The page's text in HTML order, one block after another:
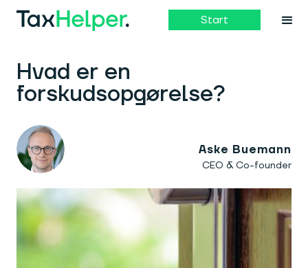
Start
Hvad er en
forskudsopgørelse?
Aske Buemann
CEO & Co-founder